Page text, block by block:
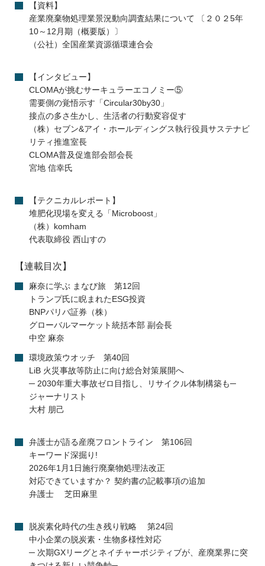
【資料】
産業廃棄物処理業景況動向調査結果について 〔２０２5年
10～12月期（概要版）〕
（公社）全国産業資源循環連合会
【インタビュー】
CLOMAが挑むサーキュラーエコノミー⑤
需要側の覚悟示す「Circular30by30」
接点の多さ生かし、生活者の行動変容促す
（株）セブン&アイ・ホールディングス執行役員サステナビ
リティ推進室長
CLOMA普及促進部会部会長
宮地 信幸氏
【テクニカルレポート】
堆肥化現場を変える「Microboost」
（株）komham
代表取締役 西山すの
【連載目次】
麻奈に学ぶ まなび旅 第12回
トランプ氏に睨まれたESG投資
BNPパリバ証券（株）
グローバルマーケット統括本部 副会長
中空 麻奈
環境政策ウオッチ 第40回
LiB 火災事故等防止に向け総合対策展開へ
─ 2030年重大事故ゼロ目指し、リサイクル体制構築も─
ジャーナリスト
大村 朋己
弁護士が語る産廃フロントライン 第106回
キーワード深掘り!
2026年1月1日施行廃棄物処理法改正
対応できていますか？ 契約書の記載事項の追加
弁護士 芝田麻里
脱炭素化時代の生き残り戦略 第24回
中小企業の脱炭素・生物多様性対応
─ 次期GXリーグとネイチャーポジティブが、産廃業界に突